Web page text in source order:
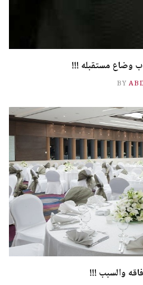
وضاع مستقبله !!!
BY
والسبب !!!